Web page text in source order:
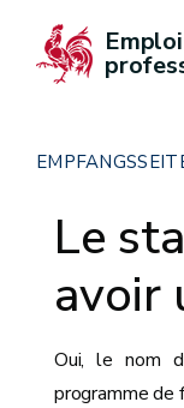
Le
avoir
Oui, le nom
programme de